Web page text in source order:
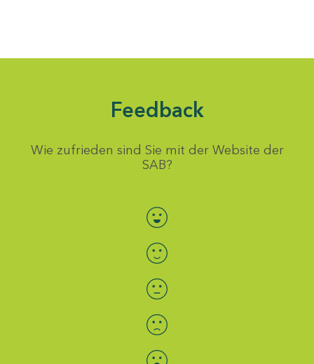
Feedback
Wie zufrieden sind Sie mit der Website der
SAB?
Bewertung auswählen